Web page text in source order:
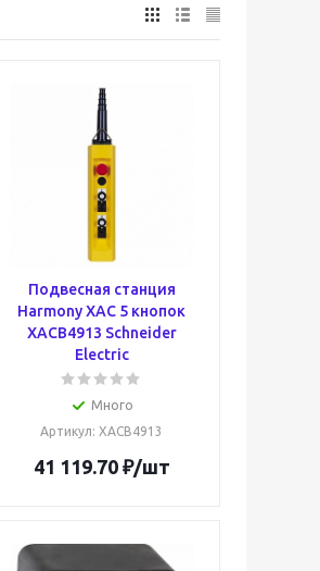
Подвесная станция
Harmony XAC 5 кнопок
XACB4913 Schneider
Electric
Много
Артикул: XACB4913
41 119.70₽/шт